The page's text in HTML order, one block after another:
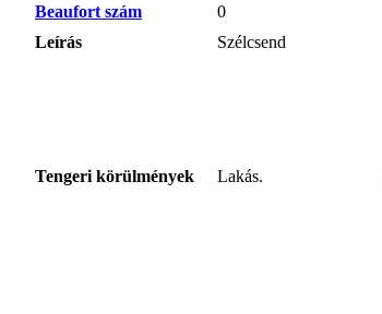
Beaufort szám
0
Leírás
Szélcsend
Tengeri körülmények Lakás.